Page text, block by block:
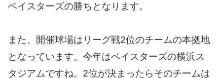
ベイスターズの勝ちとなります。
また、開催球場はリーグ戦2位のチームの本拠地
となっています。今年はベイスターズの横浜ス
タジアムですね。2位が決まったらそのチームは